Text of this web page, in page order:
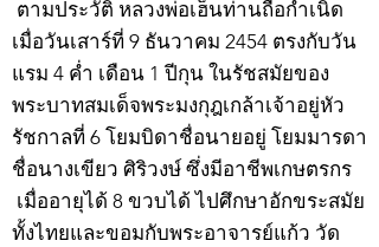
ตามประวัติ หลวงพ่อเฮ็นท่านถือกำเนิด
เมื่อวันเสาร์ที่ 9 ธันวาคม 2454 ตรงกับวัน
แรม 4 ค่ำ เดือน 1 ปีกุน ในรัชสมัยของ
พระบาทสมเด็จพระมงกุฎเกล้าเจ้าอยู่หัว
รัชกาลที่ 6 โยมบิดาชื่อนายอยู่ โยมมารดา
ชื่อนางเขียว ศิริวงษ์ ซึ่งมีอาชีพเกษตรกร
เมื่ออายุได้ 8 ขวบได้ ไปศึกษาอักขระสมัย
ทั้งไทยและขอมกับพระอาจารย์แก้ว วัด